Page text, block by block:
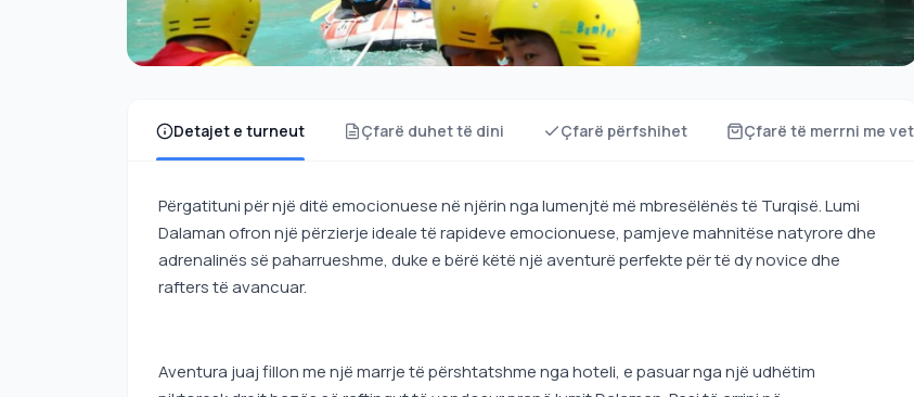
Detajet e turneut Çfarë duhet të dini Çfarë përfshihet Çfarë të merrni me
Përgatituni për një ditë emocionuese në njërin nga lumenjtë më mbresëlënës të Turqisë. Lumi
Dalaman ofron një përzierje ideale të rapideve emocionuese, pamjeve mahnitëse natyrore dhe
adrenalinës së paharrueshme, duke e bërë këtë një aventurë perfekte për të dy novice dhe
rafters të avancuar.
Aventura juaj fillon me një marrje të përshtatshme nga hoteli, e pasuar nga një udhëtim